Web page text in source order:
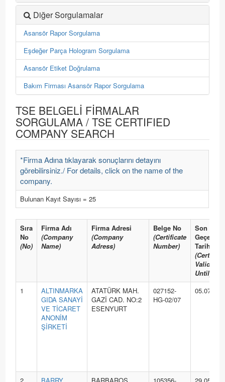
Diğer Sorgulamalar
Asansör Rapor Sorgulama
Eşdeğer Parça Hologram Sorgulama
Asansör Etiket Doğrulama
Bakım Firması Asansör Rapor Sorgulama
TSE BELGELİ FİRMALAR
SORGULAMA / TSE CERTIFIED
COMPANY SEARCH
*Firma Adına tıklayarak sonuçlarını detayını
görebilirsiniz./ For details, click on the name of the
company.
Bulunan Kayıt Sayısı = 25
Sıra
No
(No)
Firma Adı
(Company
Name)
Firma Adresi
(Company
Adress)
Belge No
(Certificate
Number)
Son
Geçerlilik
Tarihi
Valid
Until)
1
ALTINMARKA
GIDA SANAYİ
VE TİCARET
ANONİM
ŞİRKETİ
ATATÜRK MAH.
GAZİ CAD. NO:2
ESENYURT
027152-
HG-02/07